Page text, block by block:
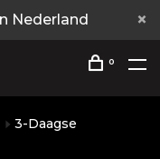
Nederland
0
3-Daagse